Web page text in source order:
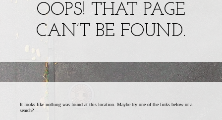
IM
RAUM
im
öffentlichen
Raum
OOPS! THAT PAGE
CAN’T BE FOUND.
It looks like nothing was found at this location. Maybe try one of the links below or a
search?